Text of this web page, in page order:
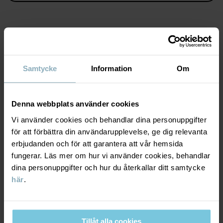
Samtycke Information Om
Denna webbplats använder cookies
Vi använder cookies och behandlar dina personuppgifter
för att förbättra din användarupplevelse, ge dig relevanta
erbjudanden och för att garantera att vår hemsida
fungerar. Läs mer om hur vi använder cookies, behandlar
dina personuppgifter och hur du återkallar ditt samtycke
här.
Tillåt alla cookies
Läs mer
MATERIAL & SKÖTSELRÅD
100% Cotton Organic
Skötselråd
TVÄTT
Ej blekning
HÅLLBARHET
LEVERANS & RETUR
Leverans & retur
Leverans
kassan visas de tillgängliga leveransalternativ baserat på vilket
DU KANSKE OCKSÅ GILLAR